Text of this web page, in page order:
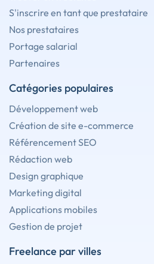
S'inscrire en tant que prestataire
Nos prestataires
Portage salarial
Partenaires
Catégories populaires
Développement web
Création de site e-commerce
Référencement SEO
Rédaction web
Design graphique
Marketing digital
Applications mobiles
Gestion de projet
Freelance par villes